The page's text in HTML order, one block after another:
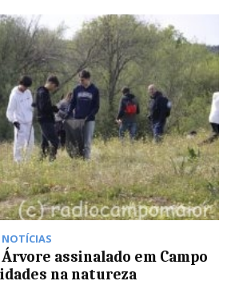
NOTÍCIAS
assinalado em Campo
na natureza